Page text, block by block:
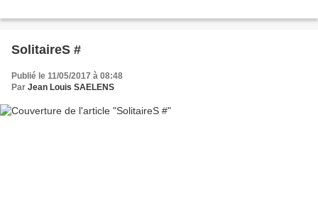
SolitaireS #
Publié le 11/05/2017 à 08:48
Par Jean Louis SAELENS